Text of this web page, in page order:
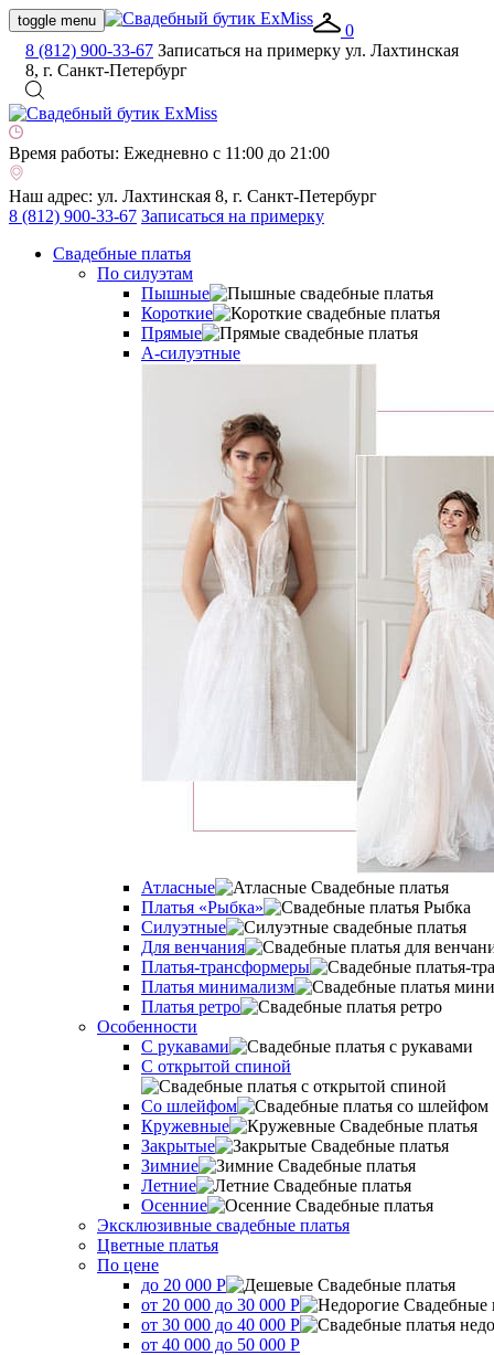
toggle menu
0
8 (812) 900-33-67 Записаться на примерку ул. Лахтинская
8, г. Санкт-Петербург
Время работы: Ежедневно с 11:00 до 21:00
Наш адрес: ул. Лахтинская 8, г. Санкт-Петербург
8 (812) 900-33-67 Записаться на примерку
Свадебные платья
По силуэтам
Пышные
Короткие
Прямые
А-силуэтные
Атласные
Платья «Рыбка»
Силуэтные
Для венчания
Платья-трансформеры
Платья минимализм
Платья ретро
Оcобенности
С рукавами
С открытой спиной
Со шлейфом
Кружевные
Закрытые
Зимние
Летние
Осенние
Эксклюзивные свадебные платья
Цветные платья
По цене
до 20 000 Р
от 20 000 до 30 000 Р
от 30 000 до 40 000 Р
от 40 000 до 50 000 Р